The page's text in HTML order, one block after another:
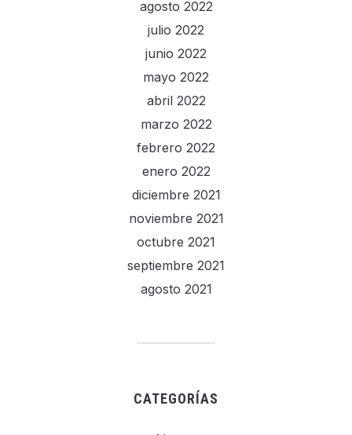
agosto 2022
julio 2022
junio 2022
mayo 2022
abril 2022
marzo 2022
febrero 2022
enero 2022
diciembre 2021
noviembre 2021
octubre 2021
septiembre 2021
agosto 2021
CATEGORÍAS